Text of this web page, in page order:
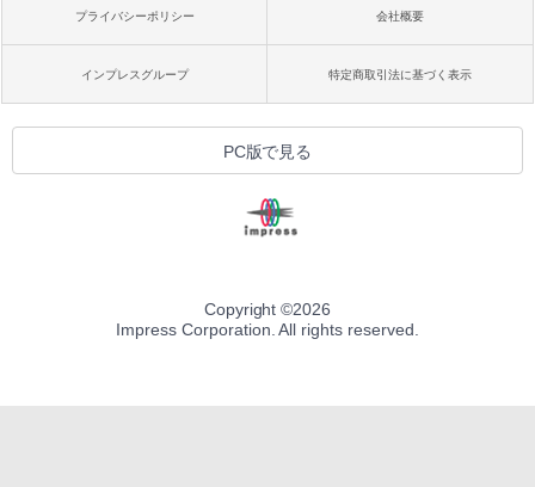
プライバシーポリシー 会社概要
インプレスグループ 特定商取引法に基づく表示
PC版で見る
Copyright ©2026
Impress Corporation. All rights reserved.